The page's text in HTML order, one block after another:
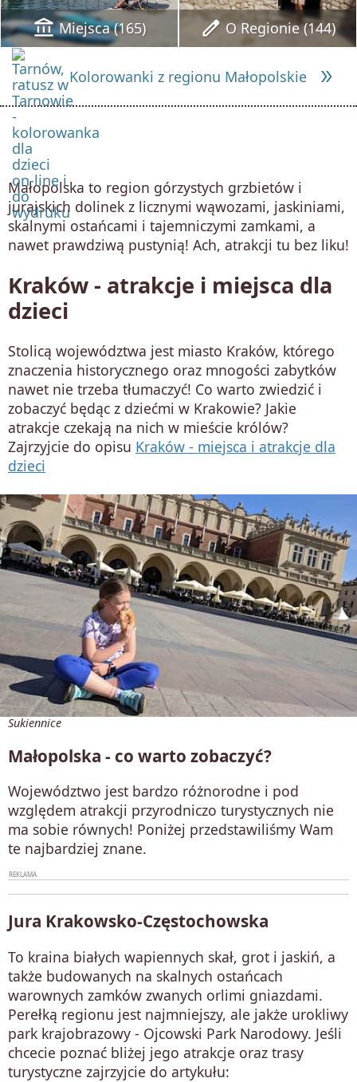
account_balanceMiejsca (165) editO Regionie (144)
Kolorowanki z regionu Małopolskie double_arrow
Małopolska to region górzystych grzbietów i
jurajskich dolinek z licznymi wąwozami, jaskiniami,
skalnymi ostańcami i tajemniczymi zamkami, a
nawet prawdziwą pustynią! Ach, atrakcji tu bez liku!
Kraków - atrakcje i miejsca dla
dzieci
Stolicą województwa jest miasto Kraków, którego
znaczenia historycznego oraz mnogości zabytków
nawet nie trzeba tłumaczyć! Co warto zwiedzić i
zobaczyć będąc z dziećmi w Krakowie? Jakie
atrakcje czekają na nich w mieście królów?
Zajrzyjcie do opisu Kraków - miejsca i atrakcje dla
dzieci
Sukiennice
Małopolska - co warto zobaczyć?
Województwo jest bardzo różnorodne i pod
względem atrakcji przyrodniczo turystycznych nie
ma sobie równych! Poniżej przedstawiliśmy Wam
te najbardziej znane.
Jura Krakowsko-Częstochowska
To kraina białych wapiennych skał, grot i jaskiń, a
także budowanych na skalnych ostańcach
warownych zamków zwanych orlimi gniazdami.
Perełką regionu jest najmniejszy, ale jakże urokliwy
park krajobrazowy - Ojcowski Park Narodowy. Jeśli
chcecie poznać bliżej jego atrakcje oraz trasy
turystyczne zajrzyjcie do artykułu: